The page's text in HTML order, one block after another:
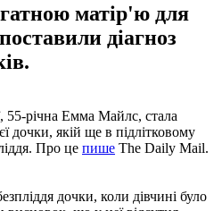
матір'ю для
діагноз
55-річна Емма Майлс, стала
дочки, якій ще в підлітковому
Про це пише The Daily Mail.
дочки, коли дівчині було